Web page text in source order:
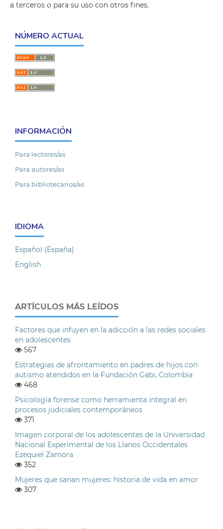
a terceros o para su uso con otros fines.
NÚMERO ACTUAL
INFORMACIÓN
Para lectores/as
Para autores/as
Para bibliotecarios/as
IDIOMA
Español (España)
English
ARTÍCULOS MÁS LEÍDOS
Factores que infuyen en la adicción a las redes sociales
en adolescentes
567
Estrategias de afrontamiento en padres de hijos con
autismo atendidos en la Fundación Gabi, Colombia
468
Psicología forense como herramienta integral en
procesos judiciales contemporáneos
371
Imagen corporal de los adolescentes de la Universidad
Nacional Experimental de los Llanos Occidentales
Ezequiel Zamora
352
Mujeres que sanan mujeres: historia de vida en amor
307